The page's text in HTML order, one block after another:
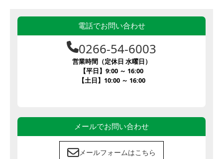
電話でお問い合わせ
0266-54-6003
営業時間（定休日 水曜日）
【平日】9:00 ～ 16:00
【土日】10:00 ～ 16:00
メールでお問い合わせ
メールフォームはこちら